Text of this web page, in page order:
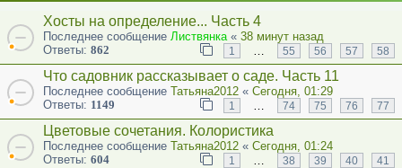
Хосты на определение... Часть 4
Последнее сообщение Листвянка« 38 минут назад
Ответы: 862 1 … 55 56 57 58
Что садовник рассказывает о саде. Часть 11
Последнее сообщение Татьяна2012 « Сегодня, 01:29
Ответы: 1149 1 … 74 75 76 77
Цветовые сочетания. Колористика
Последнее сообщение Татьяна2012 « Сегодня, 01:24
Ответы: 604 1 … 38 39 40 41